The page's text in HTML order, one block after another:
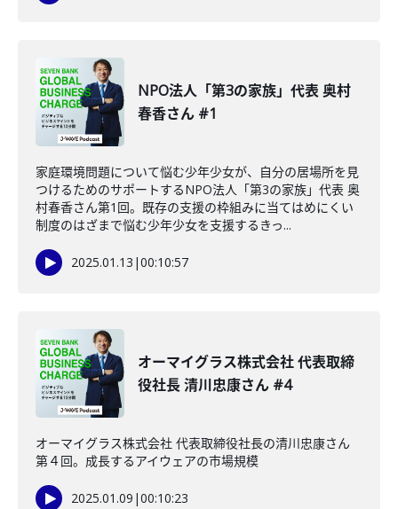
NPO法人「第3の家族」代表 奥村
春香さん #1
家庭環境問題について悩む少年少女が、自分の居場所を見
つけるためのサポートするNPO法人「第3の家族」代表 奥
村春香さん第1回。既存の支援の枠組みに当てはめにくい
制度のはざまで悩む少年少女を支援するきっ...
2025.01.13 |00:10:57
オーマイグラス株式会社 代表取締
役社長 清川忠康さん #4
オーマイグラス株式会社 代表取締役社長の清川忠康さん
第４回。成長するアイウェアの市場規模
2025.01.09 |00:10:23